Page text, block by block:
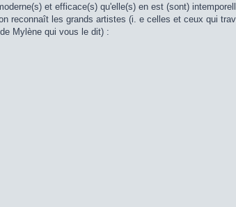
et efficace(s) qu'elle(s) en est (sont)
reconnaît les grands artistes (i. e celles et ceux qui
Mylène qui vous le dit) :